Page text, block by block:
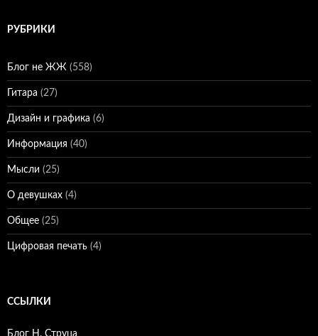
РУБРИКИ
Блог не ЖЖ (558)
Гитара (27)
Дизайн и графика (6)
Информация (40)
Мысли (25)
О девушках (4)
Общее (25)
Цифровая печать (4)
ССЫЛКИ